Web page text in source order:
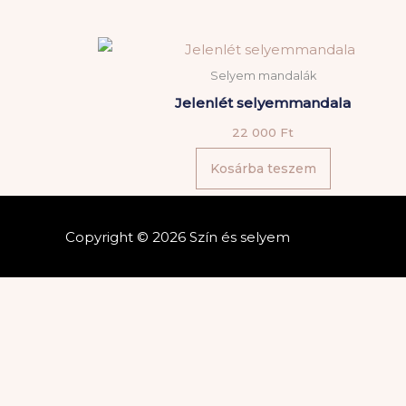
Selyem mandalák
Jelenlét selyemmandala
22 000 Ft
Kosárba teszem
Copyright © 2026 Szín és selyem